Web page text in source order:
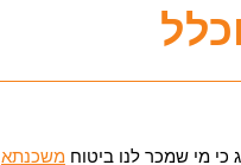
כי מי שמכר לנו ביטוח משכנתא